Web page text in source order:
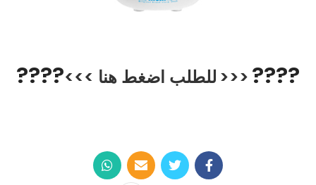
??
??
<<< للطلب اضغط هنا >>>
??
??